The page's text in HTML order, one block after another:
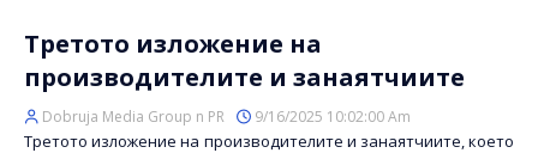
Третото изложение на
производителите и занаятчиите
Dobruja Media Group n PR 9/16/2025 10:02:00 Am
Третото изложение на производителите и занаятчиите, което